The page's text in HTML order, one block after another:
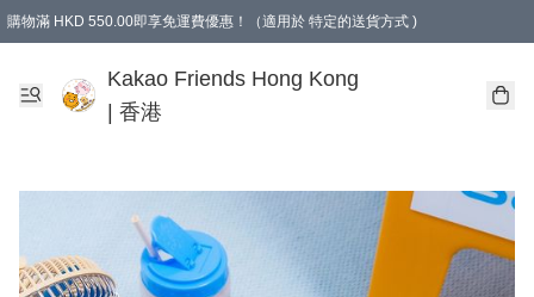
購物滿 HKD 550.00即享免運費優惠！（適用於 特定的送貨方式 )
Kakao Friends Hong Kong
| 香港